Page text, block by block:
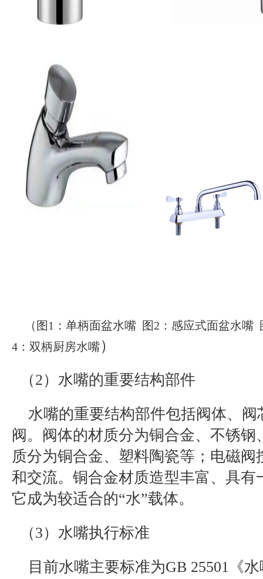
（图1： 单柄面盆水嘴 图2： 感应式面盆水嘴
4： 双柄厨房水嘴）
（2）水嘴的重要结构部件
水嘴的重要结构部件包括阀体、阀
阀。阀体的材质分为铜合金、不锈钢
质分为铜合金、塑料陶瓷等；电磁阀
和交流。铜合金材质造型丰富、具有
它成为较适合的“水”载体。
（3） 水嘴执行标准
目前水嘴主要标准为GB 25501 《水